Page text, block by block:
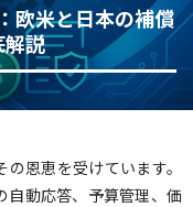
欧米と日本の補償
説
恩恵を受けています。
自動応答、予算管理、価